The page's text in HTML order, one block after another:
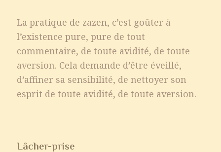
La pratique de zazen, c’est goûter à
l’existence pure, pure de tout
commentaire, de toute avidité, de toute
aversion. Cela demande d’être éveillé,
d’affiner sa sensibilité, de nettoyer son
esprit de toute avidité, de toute aversion.
Lâcher-prise